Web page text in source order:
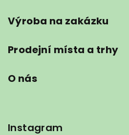
Výroba na zakázku
Prodejní místa a trhy
O nás
Instagram